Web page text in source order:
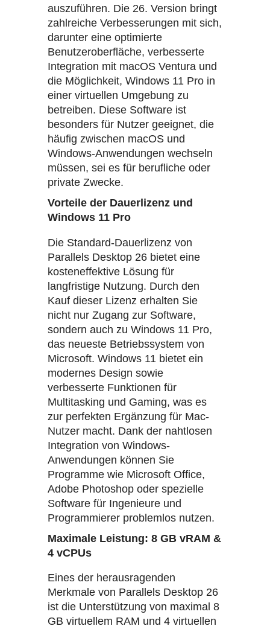
auszuführen. Die 26. Version bringt
zahlreiche Verbesserungen mit sich,
darunter eine optimierte
Benutzeroberfläche, verbesserte
Integration mit macOS Ventura und
die Möglichkeit, Windows 11 Pro in
einer virtuellen Umgebung zu
betreiben. Diese Software ist
besonders für Nutzer geeignet, die
häufig zwischen macOS und
Windows-Anwendungen wechseln
müssen, sei es für berufliche oder
private Zwecke.
Vorteile der Dauerlizenz und
Windows 11 Pro
Die Standard-Dauerlizenz von
Parallels Desktop 26 bietet eine
kosteneffektive Lösung für
langfristige Nutzung. Durch den
Kauf dieser Lizenz erhalten Sie
nicht nur Zugang zur Software,
sondern auch zu Windows 11 Pro,
das neueste Betriebssystem von
Microsoft. Windows 11 bietet ein
modernes Design sowie
verbesserte Funktionen für
Multitasking und Gaming, was es
zur perfekten Ergänzung für Mac-
Nutzer macht. Dank der nahtlosen
Integration von Windows-
Anwendungen können Sie
Programme wie Microsoft Office,
Adobe Photoshop oder spezielle
Software für Ingenieure und
Programmierer problemlos nutzen.
Maximale Leistung: 8 GB vRAM &
4 vCPUs
Eines der herausragenden
Merkmale von Parallels Desktop 26
ist die Unterstützung von maximal 8
GB virtuellem RAM und 4 virtuellen